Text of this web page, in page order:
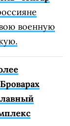
военную